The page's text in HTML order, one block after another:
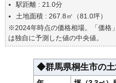
自分の年収でいくらの不動
駅距離 : 21.0分
土地面積 : 267.8㎡（81.0坪）
※2024年時点の価格相場。「価格
は独自に予測した値の中央値。
◆群馬県桐生市の